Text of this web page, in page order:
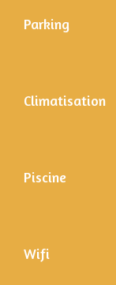
Parking
Climatisation
Piscine
Wifi